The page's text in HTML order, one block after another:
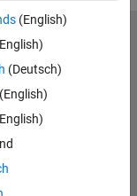
(English)
(Deutsch)
(English)
privacy